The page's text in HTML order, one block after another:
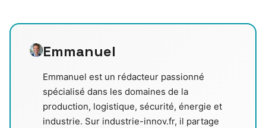
Emmanuel
Emmanuel est un rédacteur passionné
spécialisé dans les domaines de la
production, logistique, sécurité, énergie et
industrie. Sur industrie-innov.fr, il partage